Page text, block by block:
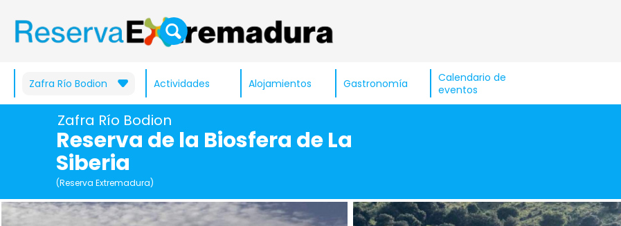
Zafra Río Bodion Actividades Alojamientos Gastronomía
Calendario de
eventos
Zafra Río Bodion
Reserva de la Biosfera de La
Siberia
(Reserva Extremadura)